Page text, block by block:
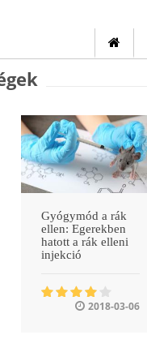
Gyógymód a rák
ellen: Egerekben
hatott a rák elleni
injekció
2018-03-06